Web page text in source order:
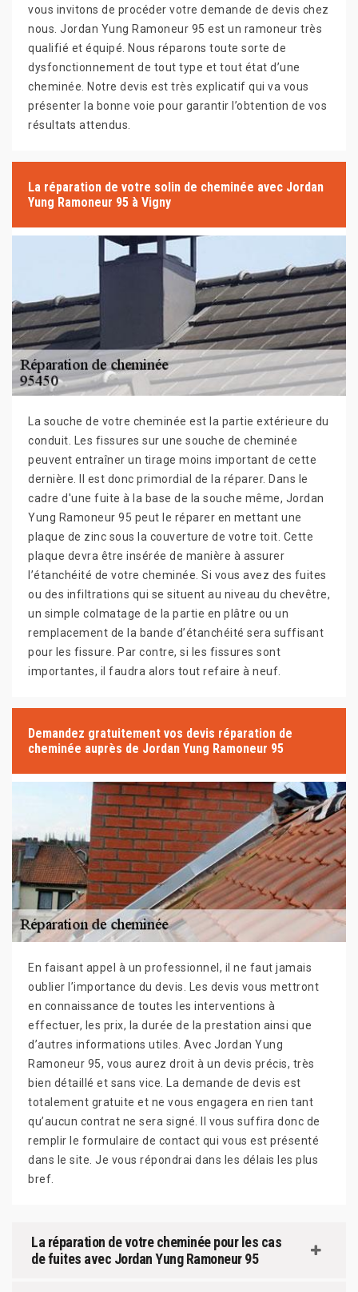
vous invitons de procéder votre demande de devis chez
nous. Jordan Yung Ramoneur 95 est un ramoneur très
qualifié et équipé. Nous réparons toute sorte de
dysfonctionnement de tout type et tout état d’une
cheminée. Notre devis est très explicatif qui va vous
présenter la bonne voie pour garantir l’obtention de vos
résultats attendus.
La réparation de votre solin de cheminée avec Jordan
Yung Ramoneur 95 à Vigny
La souche de votre cheminée est la partie extérieure du
conduit. Les fissures sur une souche de cheminée
peuvent entraîner un tirage moins important de cette
dernière. Il est donc primordial de la réparer. Dans le
cadre d'une fuite à la base de la souche même, Jordan
Yung Ramoneur 95 peut le réparer en mettant une
plaque de zinc sous la couverture de votre toit. Cette
plaque devra être insérée de manière à assurer
l’étanchéité de votre cheminée. Si vous avez des fuites
ou des infiltrations qui se situent au niveau du chevêtre,
un simple colmatage de la partie en plâtre ou un
remplacement de la bande d’étanchéité sera suffisant
pour les fissure. Par contre, si les fissures sont
importantes, il faudra alors tout refaire à neuf.
Demandez gratuitement vos devis réparation de
cheminée auprès de Jordan Yung Ramoneur 95
En faisant appel à un professionnel, il ne faut jamais
oublier l’importance du devis. Les devis vous mettront
en connaissance de toutes les interventions à
effectuer, les prix, la durée de la prestation ainsi que
d’autres informations utiles. Avec Jordan Yung
Ramoneur 95, vous aurez droit à un devis précis, très
bien détaillé et sans vice. La demande de devis est
totalement gratuite et ne vous engagera en rien tant
qu’aucun contrat ne sera signé. Il vous suffira donc de
remplir le formulaire de contact qui vous est présenté
dans le site. Je vous répondrai dans les délais les plus
bref.
La réparation de votre cheminée pour les cas
de fuites avec Jordan Yung Ramoneur 95